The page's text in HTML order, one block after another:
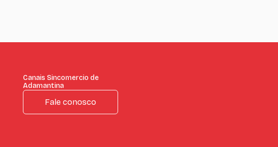
Canais Sincomercio de
Adamantina
Fale conosco